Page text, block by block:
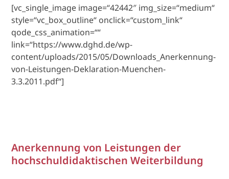
[vc_single_image image=“42442″ img_size=“medium“
style=“vc_box_outline“ onclick=“custom_link“
qode_css_animation=““
link=“https://www.dghd.de/wp-
content/uploads/2015/05/Downloads_Anerkennung-
von-Leistungen-Deklaration-Muenchen-
3.3.2011.pdf“]
Anerkennung von Leistungen der
hochschuldidaktischen Weiterbildung